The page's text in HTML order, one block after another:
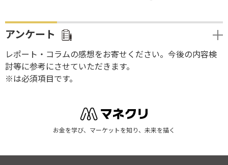
アンケート
レポート・コラムの感想をお寄せください。今後の内容検
討等に参考にさせていただきます。
※は必須項目です。
お金を学び、マーケットを知り、未来を描く